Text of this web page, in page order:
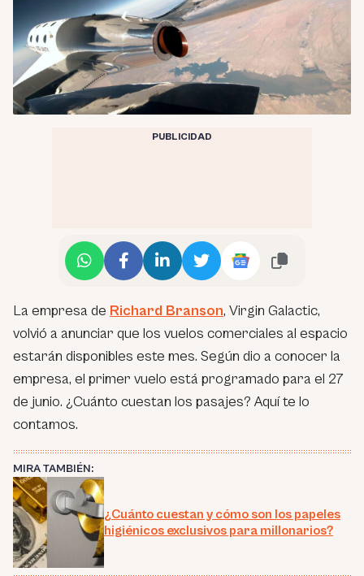
PUBLICIDAD
La empresa de Richard Branson, Virgin Galactic,
volvió a anunciar que los vuelos comerciales al espacio
estarán disponibles este mes. Según dio a conocer la
empresa, el primer vuelo está programado para el 27
de junio. ¿Cuánto cuestan los pasajes? Aquí te lo
contamos.
MIRA TAMBIÉN:
¿Cuánto cuestan y cómo son los papeles
higiénicos exclusivos para millonarios?